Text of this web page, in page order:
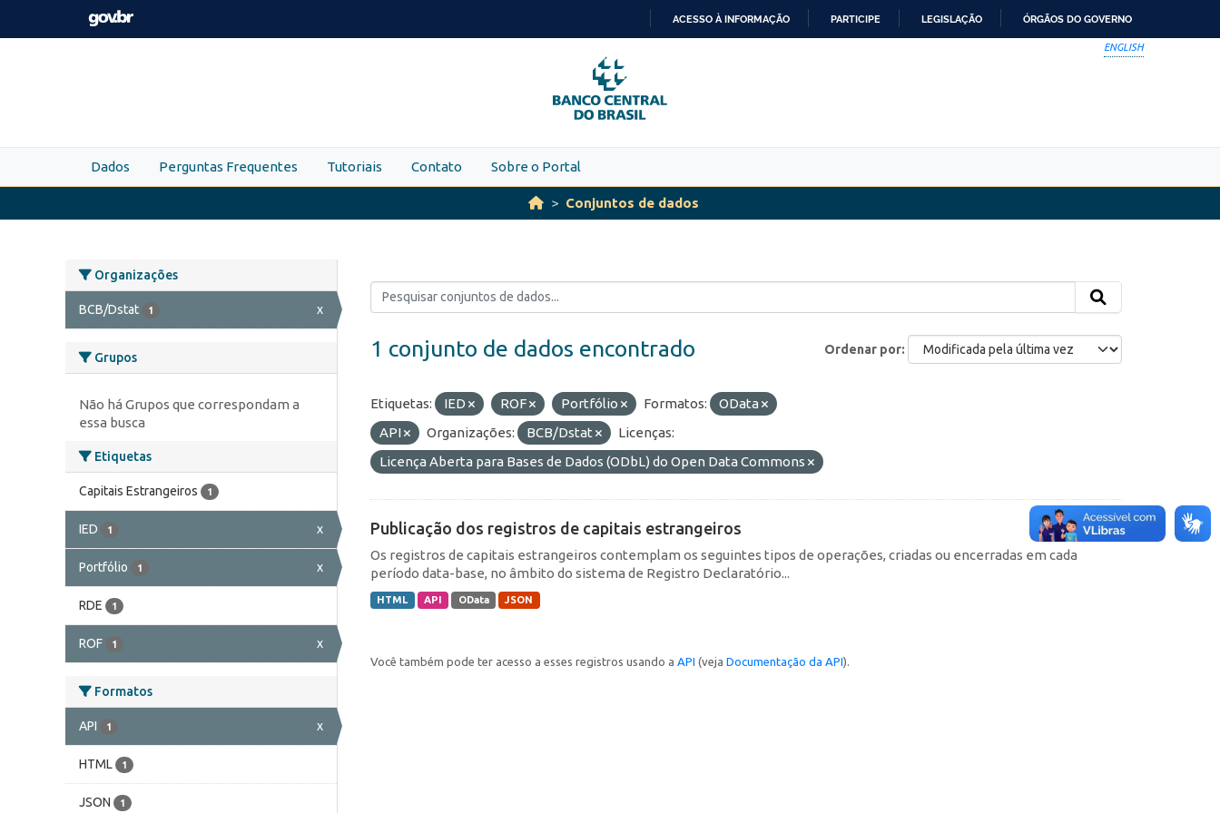
Skip to main content
PARA
O
CONTEÚDO
ACESSO À INFORMAÇÃO PARTICIPE LEGISLAÇÃO ÓRGÃOS DO GOVERNO
ENGLISH
Dados Perguntas Frequentes Tutoriais Contato Sobre o Portal
Conjuntos de dados
Organizações
BCB/Dstat 1 x
Grupos
Não há Grupos que correspondam a
essa busca
Etiquetas
Capitais Estrangeiros 1
IED 1 x
Portfólio 1 x
RDE 1
ROF 1 x
Formatos
API 1 x
HTML 1
JSON 1
Ordenar por
1 conjunto de dados encontrado
Etiquetas: IED ROF Portfólio Formatos:
OData
API
Organizações: BCB/Dstat
Licenças:
Licença Aberta para Bases de Dados (ODbL) do Open Data Commons
Publicação dos registros de capitais estrangeiros
Os registros de capitais estrangeiros contemplam os seguintes tipos de operações, criadas ou encerradas em cada
período data-base, no âmbito do sistema de Registro Declaratório...
HTML API OData JSON
Você também pode ter acesso a esses registros usando a API (veja Documentação da API).